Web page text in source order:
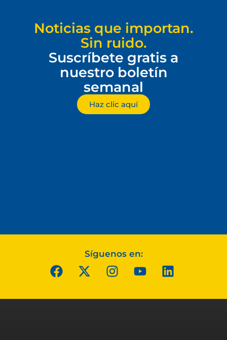
Noticias que importan.
Sin ruido.
Suscríbete gratis a
nuestro boletín
semanal
Haz clic aquí
Síguenos en: